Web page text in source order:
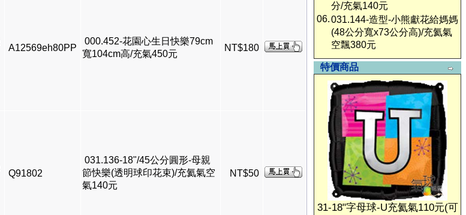
A12569eh80PP
000.452-花園心生日快樂79cm
寬104cm高/充氣450元
NT$180
Q91802
031.136-18"/45公分圓形-母親
節快樂(透明球印花束)/充氦氣空
氣140元
NT$50
分/充氣140元
06.031.144-造型-小熊獻花給媽媽
(48公分寬x73公分高)/充氦氣
空飄380元
特價商品
31-18"字母球-U充氦氣110元(可